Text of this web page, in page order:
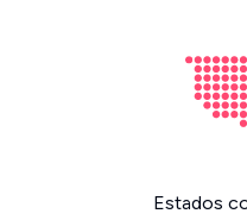
Estados